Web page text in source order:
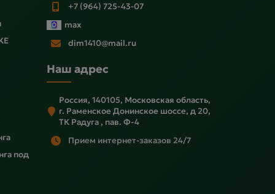
под
+7 (964) 725-43-07
max
dim1410@mail.ru
Наш адрес
Россия, 140105, Московская область,
г. Раменское Донинское шоссе, д 20,
ТК Радуга , пав. Ф-4
Прием интернет-заказов 24/7